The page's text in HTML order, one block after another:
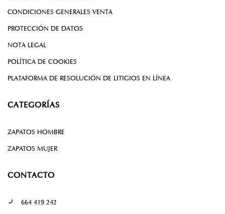
CONDICIONES GENERALES VENTA
PROTECCIÓN DE DATOS
NOTA LEGAL
POLÍTICA DE COOKIES
PLATAFORMA DE RESOLUCIÓN DE LITIGIOS EN LÍNEA
CATEGORÍAS
ZAPATOS HOMBRE
ZAPATOS MUJER
CONTACTO
664 419 242